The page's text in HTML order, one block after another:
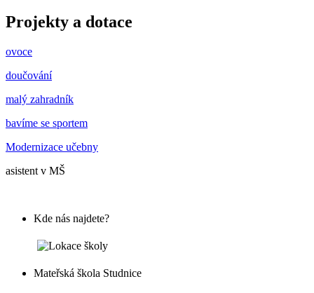
Projekty a dotace
ovoce
doučování
malý zahradník
bavíme se sportem
Modernizace učebny
asistent v MŠ
Kde nás najdete?
Mateřská škola Studnice